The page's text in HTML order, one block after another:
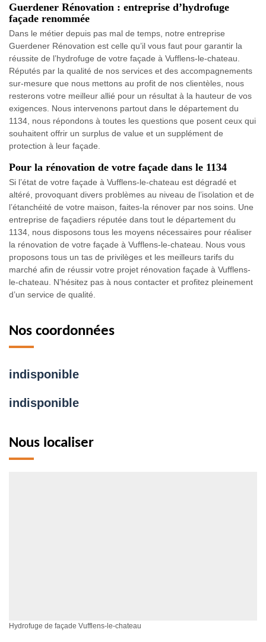
Guerdener Rénovation : entreprise d’hydrofuge
façade renommée
Dans le métier depuis pas mal de temps, notre entreprise
Guerdener Rénovation est celle qu’il vous faut pour garantir la
réussite de l’hydrofuge de votre façade à Vufflens-le-chateau.
Réputés par la qualité de nos services et des accompagnements
sur-mesure que nous mettons au profit de nos clientèles, nous
resterons votre meilleur allié pour un résultat à la hauteur de vos
exigences. Nous intervenons partout dans le département du
1134, nous répondons à toutes les questions que posent ceux qui
souhaitent offrir un surplus de value et un supplément de
protection à leur façade.
Pour la rénovation de votre façade dans le 1134
Si l’état de votre façade à Vufflens-le-chateau est dégradé et
altéré, provoquant divers problèmes au niveau de l’isolation et de
l’étanchéité de votre maison, faites-la rénover par nos soins. Une
entreprise de façadiers réputée dans tout le département du
1134, nous disposons tous les moyens nécessaires pour réaliser
la rénovation de votre façade à Vufflens-le-chateau. Nous vous
proposons tous un tas de privilèges et les meilleurs tarifs du
marché afin de réussir votre projet rénovation façade à Vufflens-
le-chateau. N’hésitez pas à nous contacter et profitez pleinement
d’un service de qualité.
Nos coordonnées
indisponible
indisponible
Nous localiser
Hydrofuge de façade Vufflens-le-chateau